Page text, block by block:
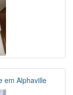
em Alphaville